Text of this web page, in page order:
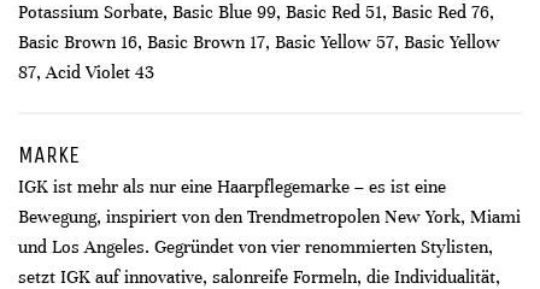
Potassium Sorbate, Basic Blue 99, Basic Red 51, Basic Red 76,
Basic Brown 16, Basic Brown 17, Basic Yellow 57, Basic Yellow
87, Acid Violet 43
MARKE
IGK ist mehr als nur eine Haarpflegemarke – es ist eine
Bewegung, inspiriert von den Trendmetropolen New York, Miami
und Los Angeles. Gegründet von vier renommierten Stylisten,
setzt IGK auf innovative, salonreife Formeln, die Individualität,